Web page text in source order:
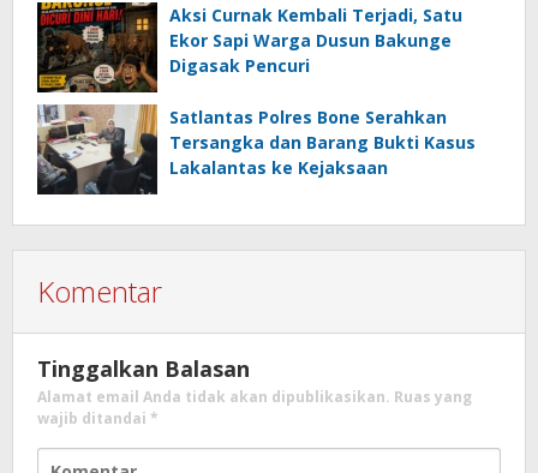
Aksi Curnak Kembali Terjadi, Satu
Ekor Sapi Warga Dusun Bakunge
Digasak Pencuri
Satlantas Polres Bone Serahkan
Tersangka dan Barang Bukti Kasus
Lakalantas ke Kejaksaan
Komentar
Tinggalkan Balasan
Alamat email Anda tidak akan dipublikasikan. Ruas yang
wajib ditandai *